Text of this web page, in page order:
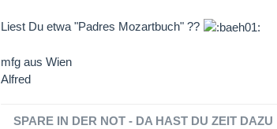
Liest Du etwa "Padres Mozartbuch" ??
mfg aus Wien
Alfred
SPARE IN DER NOT - DA HAST DU ZEIT DAZU